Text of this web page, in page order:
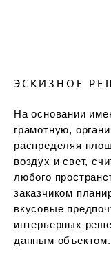
ЭСКИЗНОЕ
На основании
грамотную,
распределяя
воздух и свет,
любого
заказчиком
вкусовые
интерьерных
данным объектом.